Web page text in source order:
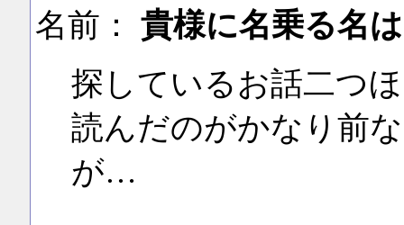
名前： 貴様に名乗る名
探しているお話二つ
読んだのがかなり前
が…